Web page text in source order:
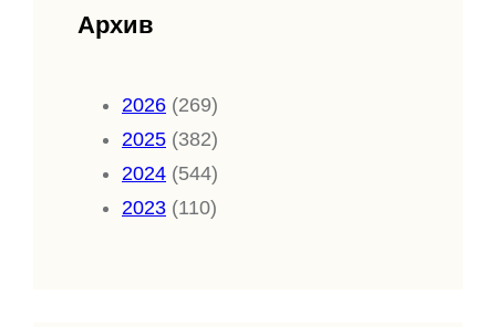
Архив
2026 (269)
2025 (382)
2024 (544)
2023 (110)